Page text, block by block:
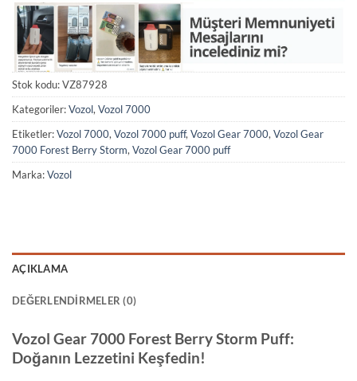
Stok kodu:VZ87928
Kategoriler:Vozol,Vozol 7000
Etiketler:Vozol 7000,Vozol 7000 puff,Vozol Gear 7000,Vozol Gear
7000 Forest Berry Storm,Vozol Gear 7000 puff
Marka:Vozol
AÇIKLAMA
DEĞERLENDIRMELER (0)
Vozol Gear 7000 Forest Berry Storm Puff:
Doğanın Lezzetini Keşfedin!